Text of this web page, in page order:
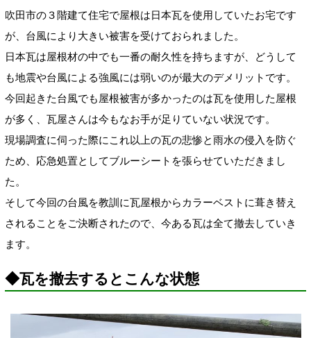
吹田市の３階建て住宅で屋根は日本瓦を使用していたお宅です
が、台風により大きい被害を受けておられました。
日本瓦は屋根材の中でも一番の耐久性を持ちますが、どうして
も地震や台風による強風には弱いのが最大のデメリットです。
今回起きた台風でも屋根被害が多かったのは瓦を使用した屋根
が多く、瓦屋さんは今もなお手が足りていない状況です。
現場調査に伺った際にこれ以上の瓦の悲惨と雨水の侵入を防ぐ
ため、応急処置としてブルーシートを張らせていただきまし
た。
そして今回の台風を教訓に瓦屋根からカラーベストに葺き替え
されることをご決断されたので、今ある瓦は全て撤去していき
ます。
◆瓦を撤去するとこんな状態